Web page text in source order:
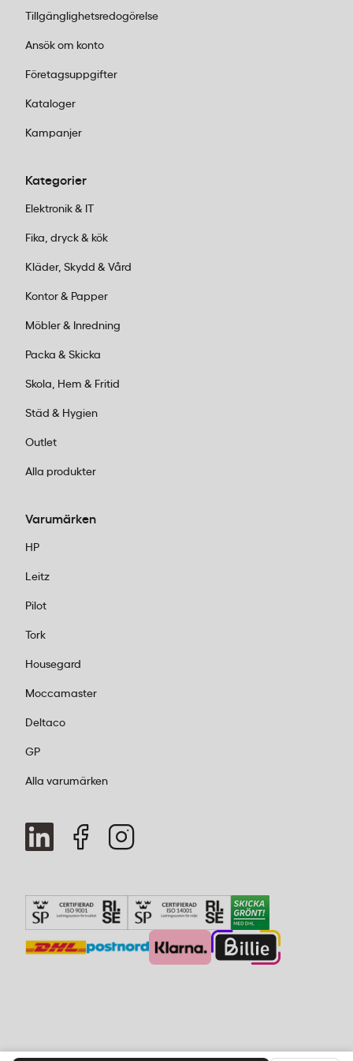
Termometern drivs av ett CR2032-batteri som ingår i
användning i professionella kök utan täta
batteribyte.
Tillgänglighetsredogörelse
Ansök om konto
Företagsuppgifter
Kataloger
Kampanjer
Kategorier
Elektronik & IT
Fika, dryck & kök
Kläder, Skydd & Vård
Kontor & Papper
Möbler & Inredning
Packa & Skicka
Skola, Hem & Fritid
Städ & Hygien
Outlet
Alla produkter
Varumärken
HP
Leitz
Pilot
Tork
Housegard
Moccamaster
Deltaco
GP
Alla varumärken